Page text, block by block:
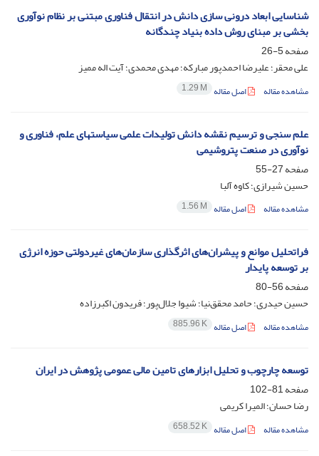
شناسایی ابعاد درونی سازی دانش در انتقال فناوری مبتنی بر نظام نوآوری
بخشی بر مبنای روش داده بنیاد چندگانه
صفحه5-26
علی محقر؛ علیرضا احمدپور مبارکه؛ مهدی محمدی؛ آیت اله ممیز
مشاهده مقاله اصل مقاله 1.29 M
علم سنجی و ترسیم نقشه دانش تولیدات علمی سیاستهای علم، فناوری و
نوآوری در صنعت پتروشیمی
صفحه27-55
حسین شیرازی؛ کاوه آلبا
مشاهده مقاله اصل مقاله 1.56 M
فراتحلیل موانع و پیشران‌های اثرگذاری سازمان‌های غیردولتی حوزه انرژی
بر توسعه پایدار
صفحه56-80
حسین حیدری؛ حامد محقق‌نیا؛ شیوا جلال‌پور؛ فریدون اکبرزاده
مشاهده مقاله اصل مقاله 885.96 K
توسعه چارچوب و تحلیل ابزارهای تامین مالی عمومی پژوهش در ایران
صفحه81-102
رضا حسان؛ المیرا کریمی
مشاهده مقاله اصل مقاله 658.52 K